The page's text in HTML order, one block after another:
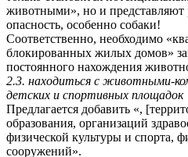
животными», но и
опасность, особенно собаки!
Соответственно, необходимо
блокированных жилых домов»
постоянного нахождения
2.3. находиться с животными-
детских и спортивных площадок
Предлагается добавить «,
образования, организаций
физической культуры и спорта,
сооружений».